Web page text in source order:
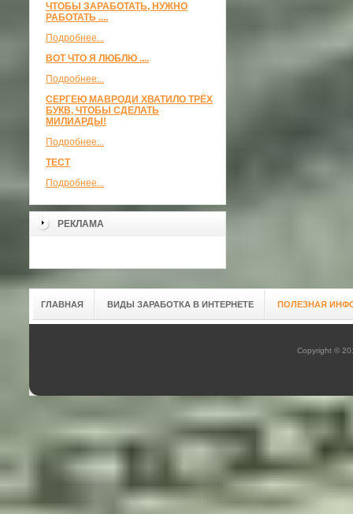
ЧТОБЫ ЗАРАБОТАТЬ, НУЖНО
РАБОТАТЬ ....
Подробнее...
ВОТ ЧТО Я ЛЮБЛЮ ....
Подробнее...
СЕРГЕЮ МАВРОДИ ХВАТИЛО ТРЁХ
БУКВ, ЧТОБЫ СДЕЛАТЬ
МИЛИАРДЫ!
Подробнее...
ТЕСТ
Подробнее...
РЕКЛАМА
ГЛАВНАЯ ВИДЫ ЗАРАБОТКА В ИНТЕРНЕТЕ ПОЛЕЗНАЯ
Copyright ©